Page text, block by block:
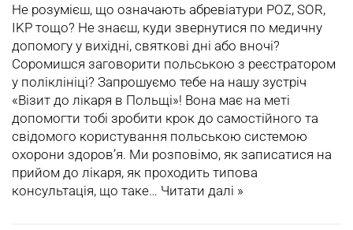
Не розумієш, що означають абревіатури POZ, SOR,
IKP тощо? Не знаєш, куди звернутися по медичну
допомогу у вихідні, святкові дні або вночі?
Соромишся заговорити польською з реєстратором
у поліклініці? Запрошуємо тебе на нашу зустріч
«Візит до лікаря в Польщі»! Вона має на меті
допомогти тобі зробити крок до самостійного та
свідомого користування польською системою
охорони здоров’я. Ми розповімо, як записатися на
прийом до лікаря, як проходить типова
консультація, що таке… Читати далі »